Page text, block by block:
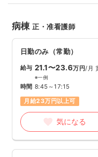
病棟正・准看護師
日勤のみ（常勤）
給与 21.1〜23.6万円/月
※一例
時間 8:45～17:15
月給23万円以上可
気になる